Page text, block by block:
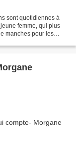
sont quotidiennes à
femme, qui plus
manches pour les